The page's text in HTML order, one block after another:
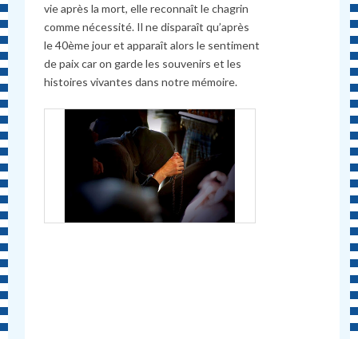
vie après la mort, elle reconnaît le chagrin
comme nécessité. Il ne disparaît qu’après
le 40ème jour et apparaît alors le sentiment
de paix car on garde les souvenirs et les
histoires vivantes dans notre mémoire.